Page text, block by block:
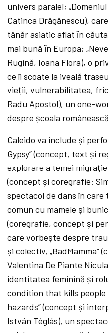
univers paralel;
Catinca Drăgănescu),
tânăr asiatic aflat ȋn
mai bună ȋn Europa;
Rugină, Ioana Flora), o
ce îi scoate la iveală
vieții, vulnerabilitatea,
Radu Apostol), un one-
despre școala
Caleido va include și
Gypsy” (concept, text și
explorare a temei
(concept și coregrafie:
spectacol de dans în
comun cu mamele și
(coregrafie, concept și
care vorbește despre
și colectiv, „BadMamma”
Valentina De Piante
identitatea feminină și
condition that kills
hazards” (concept și
István Téglás), un